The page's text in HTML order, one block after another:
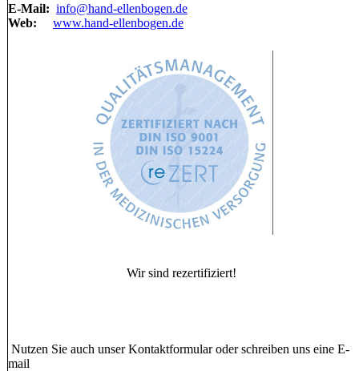
E-Mail: info@hand-ellenbogen.de
Web:
www.hand-ellenbogen.de
Wir sind rezertifiziert!
Nutzen Sie auch unser Kontaktformular oder schreiben uns eine E-
mail